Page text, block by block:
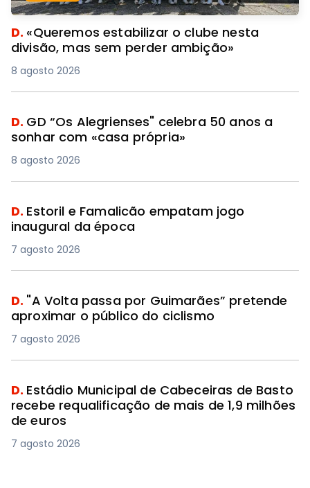
D. «Queremos estabilizar o clube nesta
divisão, mas sem perder ambição»
8 agosto 2026
D. GD “Os Alegrienses" celebra 50 anos a
sonhar com «casa própria»
8 agosto 2026
D. Estoril e Famalicão empatam jogo
inaugural da época
7 agosto 2026
D. "A Volta passa por Guimarães” pretende
aproximar o público do ciclismo
7 agosto 2026
D. Estádio Municipal de Cabeceiras de Basto
recebe requalificação de mais de 1,9 milhões
de euros
7 agosto 2026